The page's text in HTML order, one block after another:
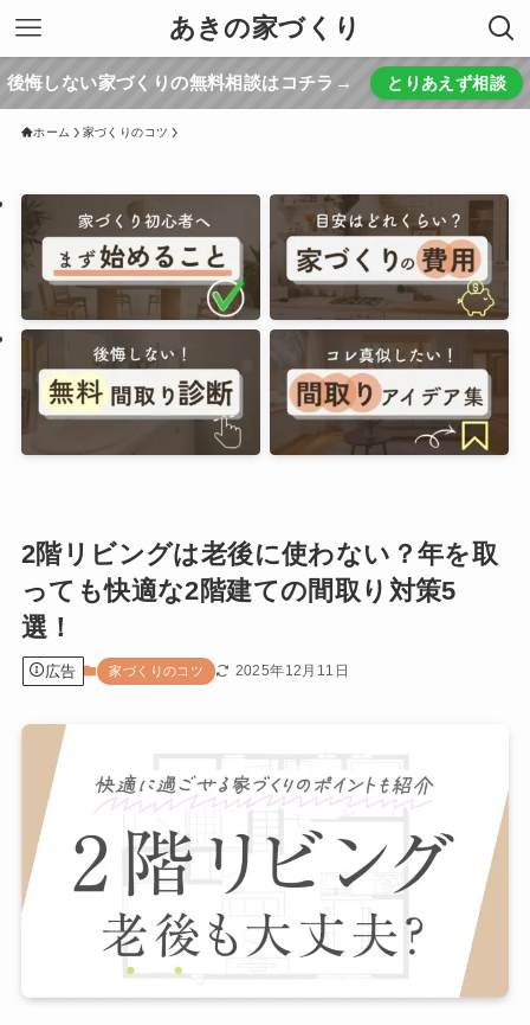
あきの家づくり
後悔しない家づくりの無料相談はコチラ→ とりあえず相談
ホーム 家づくりのコツ
2階リビングは老後に使わない？年を取
っても快適な2階建ての間取り対策5
選！
広告 家づくりのコツ 2025年12月11日